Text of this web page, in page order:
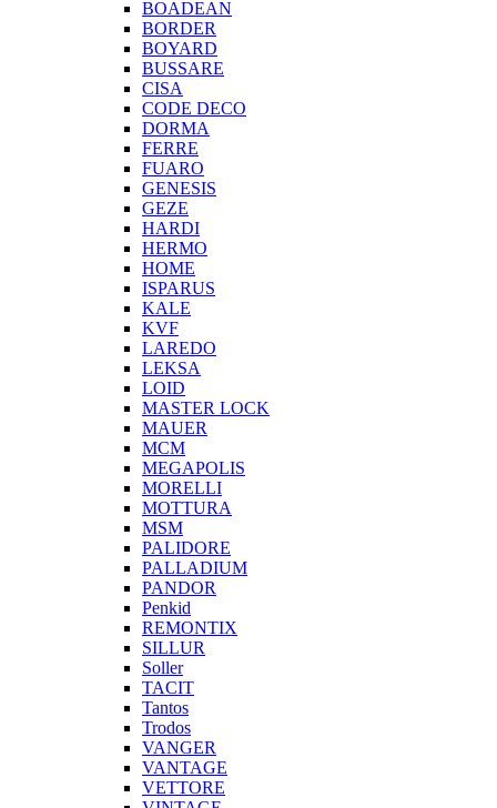
BOADEAN
BORDER
BOYARD
BUSSARE
CISA
CODE DECO
DORMA
FERRE
FUARO
GENESIS
GEZE
HARDI
HERMO
HOMЕ
ISPARUS
KALE
KVF
LAREDO
LEKSA
LOID
MASTER LOCK
MAUER
MCM
MEGAPOLIS
MORELLI
MOTTURA
MSM
PALIDORE
PALLADIUM
PANDOR
Penkid
REMONTIX
SILLUR
Soller
TACIT
Tantos
Trodos
VANGER
VANTAGE
VETTORE